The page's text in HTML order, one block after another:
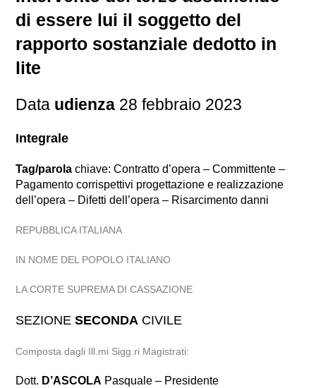
di essere lui il soggetto del
rapporto sostanziale dedotto in
lite
Data udienza 28 febbraio 2023
Integrale
Tag/parola chiave: Contratto d’opera – Committente –
Pagamento corrispettivi progettazione e realizzazione
dell’opera – Difetti dell’opera – Risarcimento danni
REPUBBLICA ITALIANA
IN NOME DEL POPOLO ITALIANO
LA CORTE SUPREMA DI CASSAZIONE
SEZIONESECONDA CIVILE
Composta dagli Ill.mi Sigg.ri Magistrati:
Dott. D’ASCOLA Pasquale – Presidente